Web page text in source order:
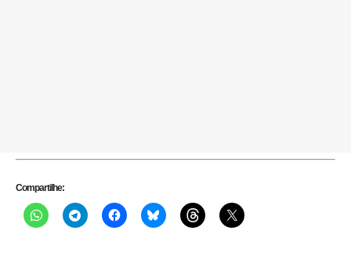
Compartilhe: